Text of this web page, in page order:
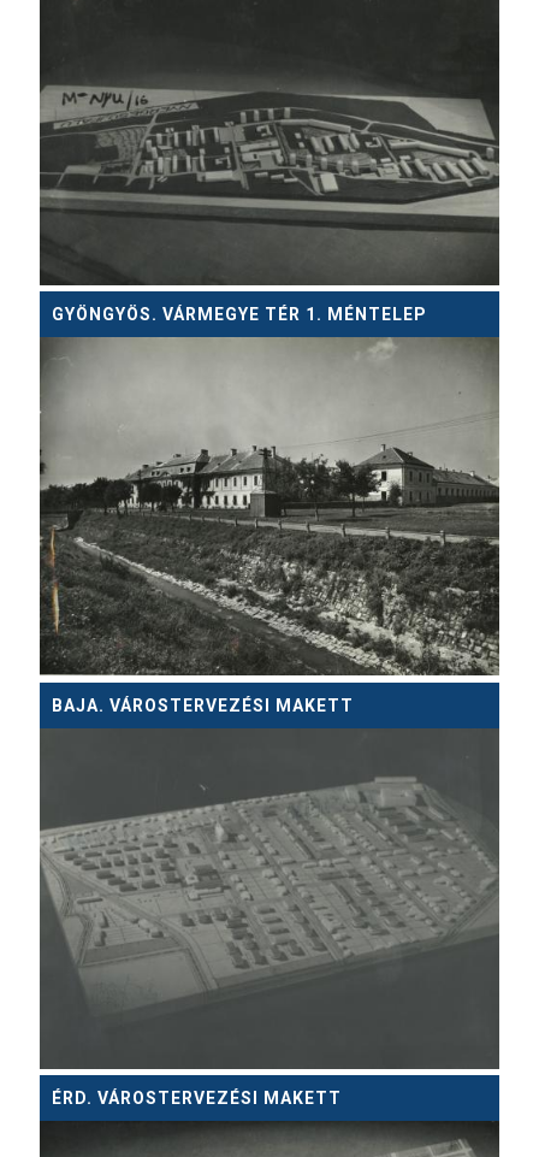
GYÖNGYÖS. VÁRMEGYE TÉR 1. MÉNTELEP
BAJA. VÁROSTERVEZÉSI MAKETT
ÉRD. VÁROSTERVEZÉSI MAKETT